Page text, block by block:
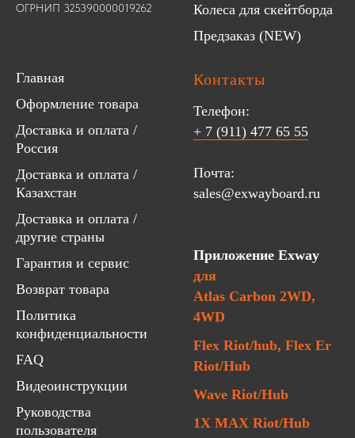
ОГРНИП 325390000019262
Колеса для скейтборда
Предзаказ (NEW)
Главная
Оформление товара
Доставка и оплата /
Россия
Доставка и оплата /
Казахстан
Доставка и оплата /
другие страны
Гарантия и сервис
Возврат товара
Политика
конфиденциальности
FAQ
Видеоинструкции
Руководства
пользователя
Контакты
Телефон:
+ 7 (911) 477 65 55
Почта:
sales@exwayboard.ru
Приложение Exway
для
Atlas Carbon 2WD,
4WD
Flex Riot/hub, Flex Er
Riot/Hub
Wave Riot/Hub
1X MAX Riot/Hub